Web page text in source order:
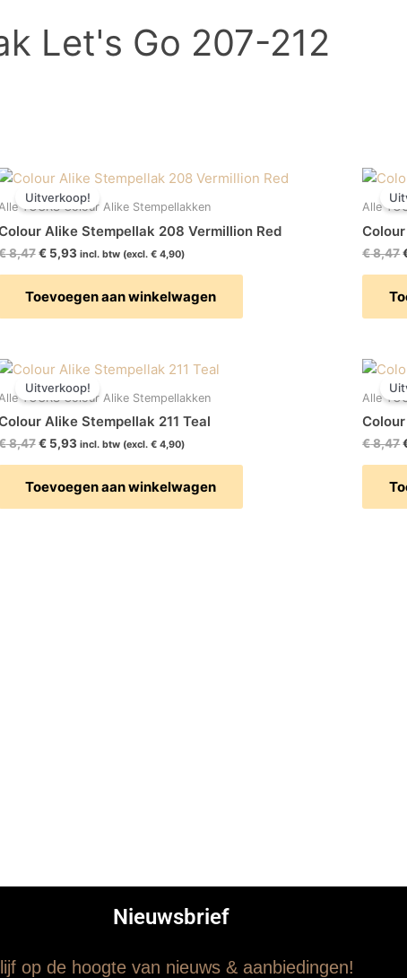
Let's Go 207-212
Uitverkoop!
YOURS Colour Alike Stempellakken
Alike Stempellak 208 Vermillion Red
8,47
Oorspronkelijke
prijs
was:
€5,93
Huidige
prijs
is:
incl. btw (excl. €4,90)
Toevoegen aan winkelwagen
Alle
€8,47
Uitverkoop!
Alle YOURS Colour Alike Stempellakken
Alike Stempellak 211 Teal
8,47
Oorspronkelijke
prijs
was:
€5,93
Huidige
prijs
is:
incl. btw (excl. €4,90)
Toevoegen aan winkelwagen
Alle
€8,47
Nieuwsbrief
op de hoogte van nieuws & aanbiedingen!